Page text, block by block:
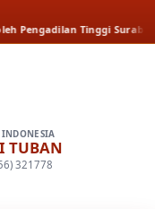
Tinggi Surabaya
TUBAN
321778